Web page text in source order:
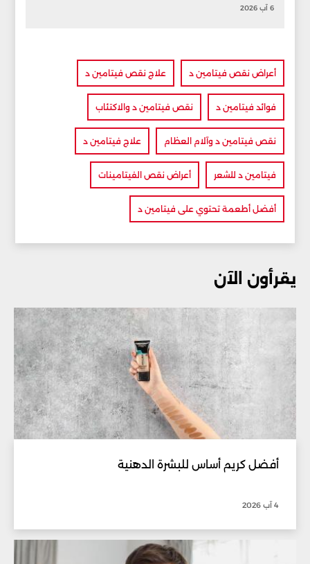
6 آب 2026
أعراض نقص فيتامين د علاج نقص فيتامين د
فوائد فيتامين د نقص فيتامين د والاكتئاب
نقص فيتامين د وآلام العظام علاج فيتامين د
فيتامين د للشعر أعراض نقص الفيتامينات
أفضل أطعمة تحتوي على فيتامين د
يقرأون الآن
أفضل كريم أساس للبشرة الدهنية
4 آب 2026